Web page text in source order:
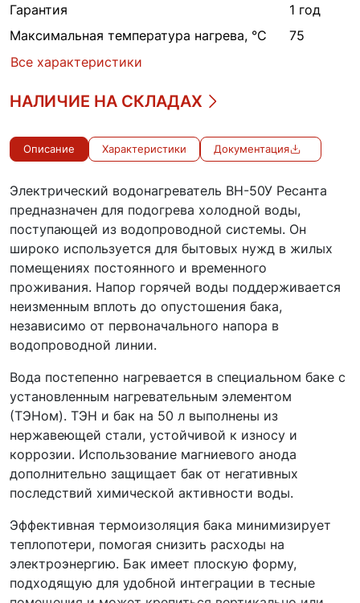
Гарантия
1 год
Максимальная температура нагрева, °С
75
Все характеристики
НАЛИЧИЕ НА СКЛАДАХ
Описание Характеристики Документация
Электрический водонагреватель ВН-50У Ресанта
предназначен для подогрева холодной воды,
поступающей из водопроводной системы. Он
широко используется для бытовых нужд в жилых
помещениях постоянного и временного
проживания. Напор горячей воды поддерживается
неизменным вплоть до опустошения бака,
независимо от первоначального напора в
водопроводной линии.
Вода постепенно нагревается в специальном баке с
установленным нагревательным элементом
(ТЭНом). ТЭН и бак на 50 л выполнены из
нержавеющей стали, устойчивой к износу и
коррозии. Использование магниевого анода
дополнительно защищает бак от негативных
последствий химической активности воды.
Эффективная термоизоляция бака минимизирует
теплопотери, помогая снизить расходы на
электроэнергию. Бак имеет плоскую форму,
подходящую для удобной интеграции в тесные